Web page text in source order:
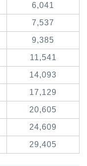
6,041
7,537
9,385
11,541
14,093
17,129
20,605
24,609
29,405